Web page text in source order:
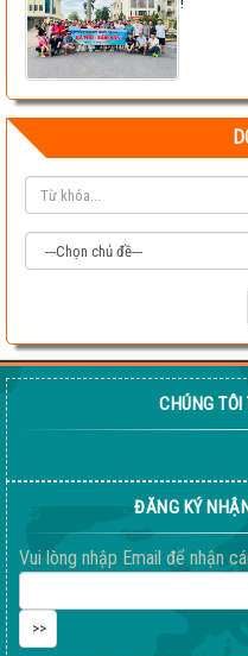
CHÚNG TÔI
ĐĂNG KÝ
Vui lòng nhập Email để nhận